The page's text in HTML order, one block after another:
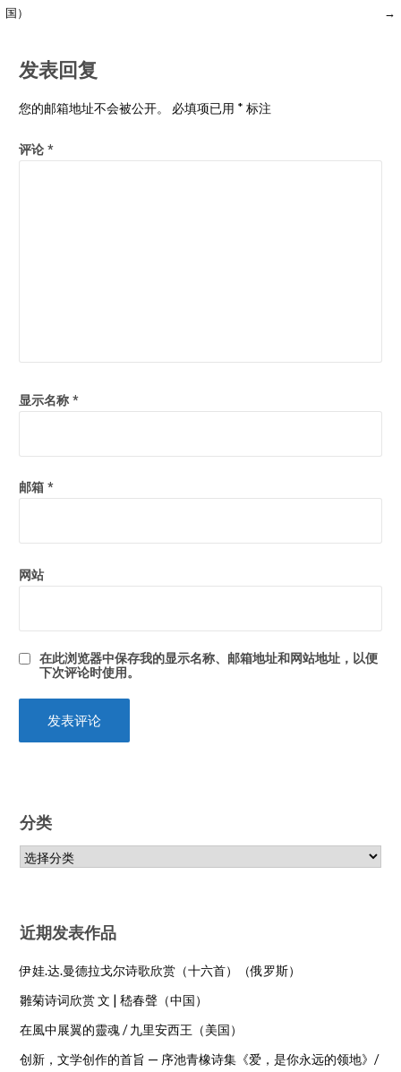
国）
→
发表回复
您的邮箱地址不会被公开。 必填项已用 * 标注
评论 *
显示名称 *
邮箱 *
网站
在此浏览器中保存我的显示名称、邮箱地址和网站地址，以便
下次评论时使用。
分类
近期发表作品
伊娃.达.曼德拉戈尔诗歌欣赏（十六首）（俄罗斯）
雛菊诗词欣赏 文 | 嵇春聲（中国）
在風中展翼的靈魂 / 九里安西王（美国）
创新，文学创作的首旨 — 序池青橡诗集《爱，是你永远的领地》/